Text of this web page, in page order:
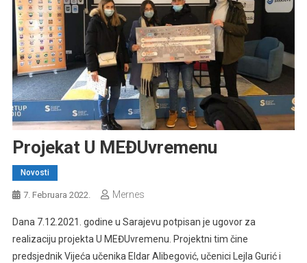
Projekat U MEĐUvremenu
Novosti
7. Februara 2022. Mernes
Dana 7.12.2021. godine u Sarajevu potpisan je ugovor za
realizaciju projekta U MEĐUvremenu. Projektni tim čine
predsjednik Vijeća učenika Eldar Alibegović, učenici Lejla Gurić i